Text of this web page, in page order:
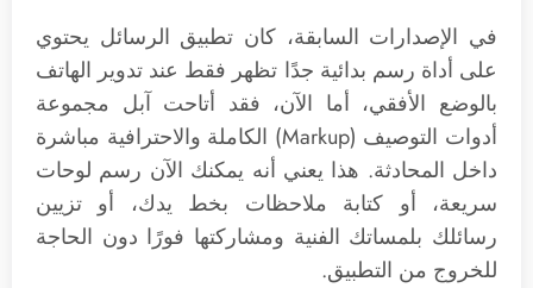
في الإصدارات السابقة، كان تطبيق الرسائل يحتوي
على أداة رسم بدائية جدًا تظهر فقط عند تدوير الهاتف
بالوضع الأفقي، أما الآن، فقد أتاحت آبل مجموعة
أدوات التوصيف (Markup) الكاملة والاحترافية مباشرة
داخل المحادثة. هذا يعني أنه يمكنك الآن رسم لوحات
سريعة، أو كتابة ملاحظات بخط يدك، أو تزيين
رسائلك بلمساتك الفنية ومشاركتها فورًا دون الحاجة
للخروج من التطبيق.